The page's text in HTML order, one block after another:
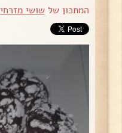
המתכון שלשושי מזרחי